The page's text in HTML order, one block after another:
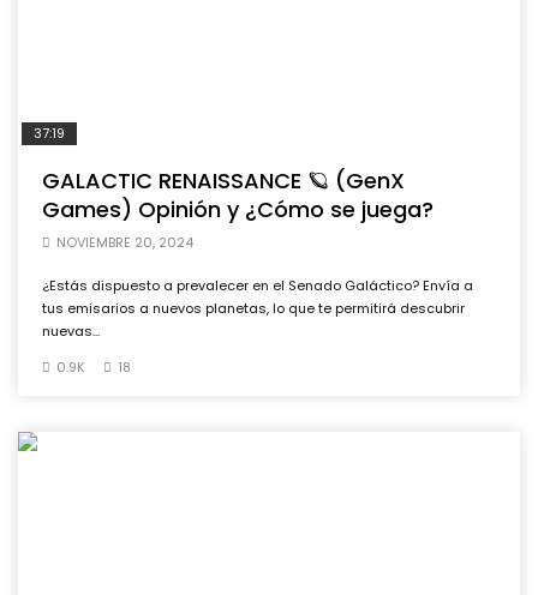
37:19
GALACTIC RENAISSANCE 🪐 (GenX
Games) Opinión y ¿Cómo se juega?
NOVIEMBRE 20, 2024
¿Estás dispuesto a prevalecer en el Senado Galáctico? Envía a
tus emisarios a nuevos planetas, lo que te permitirá descubrir
nuevas...
0.9K
18